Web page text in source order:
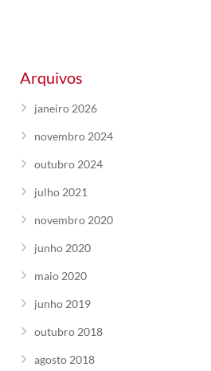
Arquivos
janeiro 2026
novembro 2024
outubro 2024
julho 2021
novembro 2020
junho 2020
maio 2020
junho 2019
outubro 2018
agosto 2018